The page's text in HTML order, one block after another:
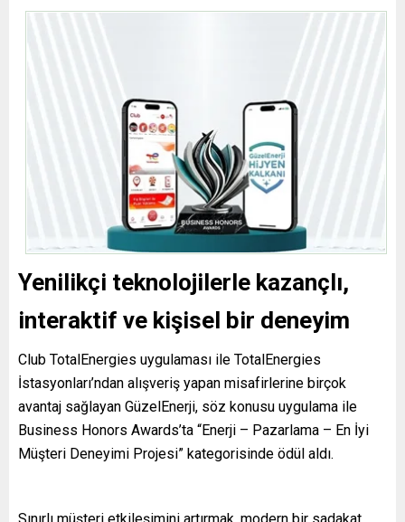
Yenilikçi teknolojilerle kazançlı,
interaktif ve kişisel bir deneyim
Club TotalEnergies uygulaması ile TotalEnergies
İstasyonları’ndan alışveriş yapan misafirlerine birçok
avantaj sağlayan GüzelEnerji, söz konusu uygulama ile
Business Honors Awards’ta “Enerji – Pazarlama – En İyi
Müşteri Deneyimi Projesi” kategorisinde ödül aldı.
Sınırlı müşteri etkileşimini artırmak, modern bir sadakat